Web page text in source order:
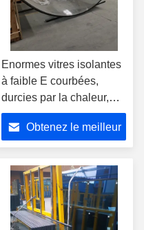
Enormes vitres isolantes
à faible E courbées,
durcies par la chaleur,
renforcées par la chaleur.
Obtenez le meilleur